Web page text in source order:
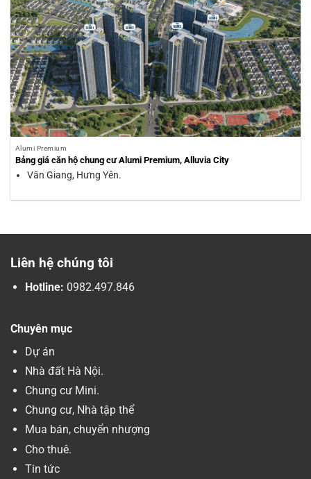
Alumi Premium
Bảng giá căn hộ chung cư Alumi Premium, Alluvia City
Văn Giang, Hưng Yên.
Liên hệ chúng tôi
Hotline: 0982.497.846
Chuyên mục
Dự án
Nhà đất Hà Nội.
Chung cư Mini.
Chung cư, Nhà tập thể
Mua bán, chuyển nhượng
Cho thuê.
Tin tức